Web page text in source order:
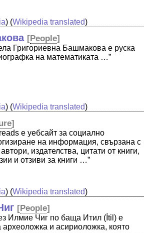
) (Wikipedia translated)
[People]
Григориевна Башмакова е руска
на математиката …”
) (Wikipedia translated)
]
е уебсайт за социално
на информация, свързана с
автори, издателства, цитати от книги,
и отзиви за книги …”
) (Wikipedia translated)
[People]
Илмие Чиг по баща Итил (İtil) е
археоложка и асириоложка, която